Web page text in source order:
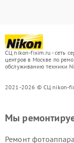
СЦ nikon-fixim.ru - сеть
центров в Москве по
обслуживанию техники
2021-2026 © СЦ nikon-
Мы
Ремонт